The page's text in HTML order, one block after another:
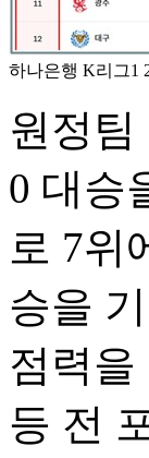
하나은행 K리그1
원정팀
0 대승
로 7위
승을
점력을
등 전